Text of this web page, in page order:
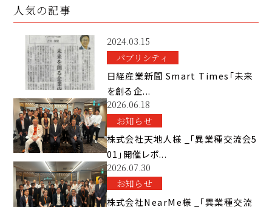
人気の記事
2024.03.15
パブリシティ
日経産業新聞 Smart Times「未来
を創る企...
2026.06.18
お知らせ
株式会社天地人様 _「異業種交流会5
01」開催レポ...
2026.07.30
お知らせ
株式会社NearMe様 _「異業種交流